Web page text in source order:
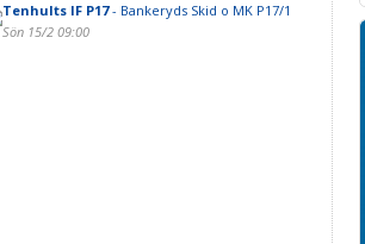
Tenhults IF P17- Bankeryds Skid o MK P17/1
Sön 15/2 09:00